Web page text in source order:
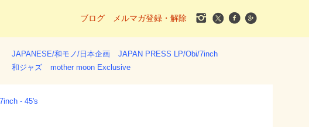
ブログ メルマガ登録・解除
JAPANESE/和モノ/日本企画
JAPAN PRESS LP/Obi/7inch
和ジャズ
mother moon Exclusive
7inch - 45's